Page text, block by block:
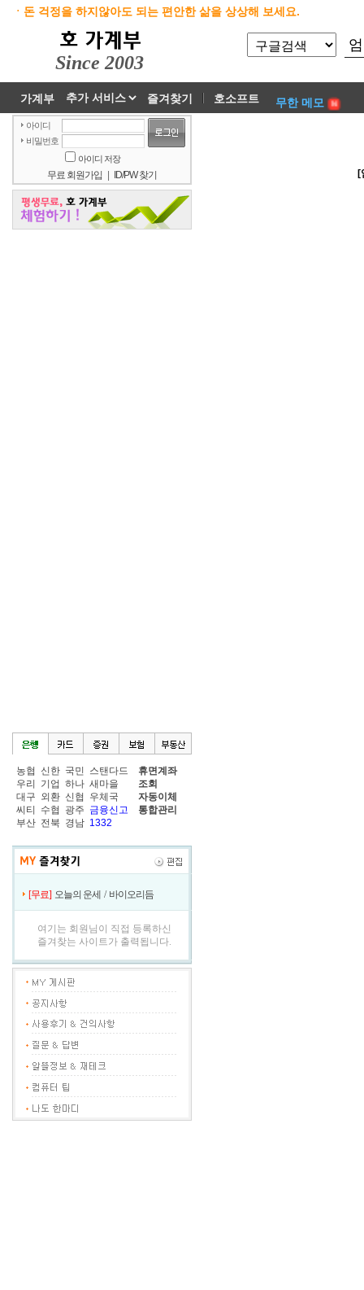
ㆍ돈 걱정을 하지않아도 되는 편안한 삶을 상상해 보세요.
Since 2003
가계부 즐겨찾기 호소프트 무한 메모
아이디
비밀번호
아이디 저장
무료 회원가입 ID/PW 찾기
농협
우리
대구
씨티
부산
신한
기업
외환
수협
전북
국민
하나
신협
광주
경남
스탠다드
새마을
우체국
금융신고
1332
휴면계좌
조회
자동이체
통합관리
[무료] 오늘의 운세 / 바이오리듬
여기는 회원님이 직접 등록하신
즐겨찾는 사이트가 출력됩니다.
[